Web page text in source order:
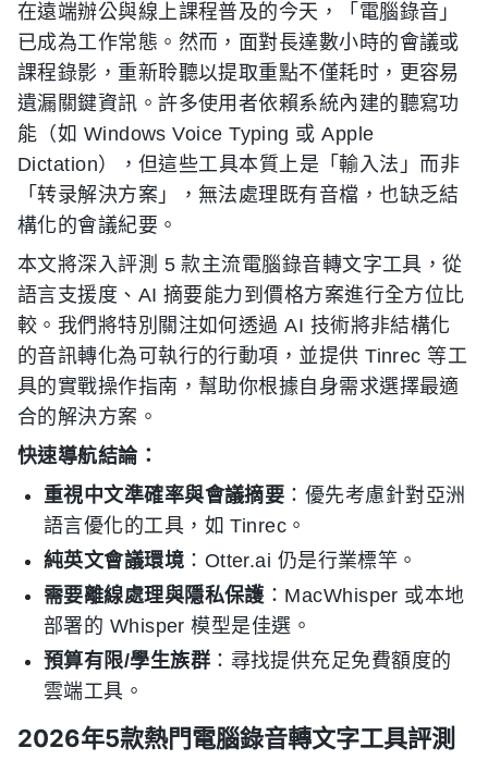
在遠端辦公與線上課程普及的今天，「電腦錄音」
已成為工作常態。然而，面對長達數小時的會議或
課程錄影，重新聆聽以提取重點不僅耗时，更容易
遺漏關鍵資訊。許多使用者依賴系統內建的聽寫功
能（如 Windows Voice Typing 或 Apple
Dictation），但這些工具本質上是「輸入法」而非
「转录解決方案」，無法處理既有音檔，也缺乏結
構化的會議紀要。
本文將深入評測 5 款主流電腦錄音轉文字工具，從
語言支援度、AI 摘要能力到價格方案進行全方位比
較。我們將特別關注如何透過 AI 技術將非結構化
的音訊轉化為可執行的行動項，並提供 Tinrec 等工
具的實戰操作指南，幫助你根據自身需求選擇最適
合的解決方案。
快速導航結論：
重視中文準確率與會議摘要 ：優先考慮針對亞洲
語言優化的工具，如 Tinrec。
純英文會議環境 ：Otter.ai 仍是行業標竿。
需要離線處理與隱私保護：MacWhisper 或本地
部署的 Whisper 模型是佳選。
預算有限/學生族群 ：尋找提供充足免費額度的
雲端工具。
2026年5款熱門電腦錄音轉文字工具評測